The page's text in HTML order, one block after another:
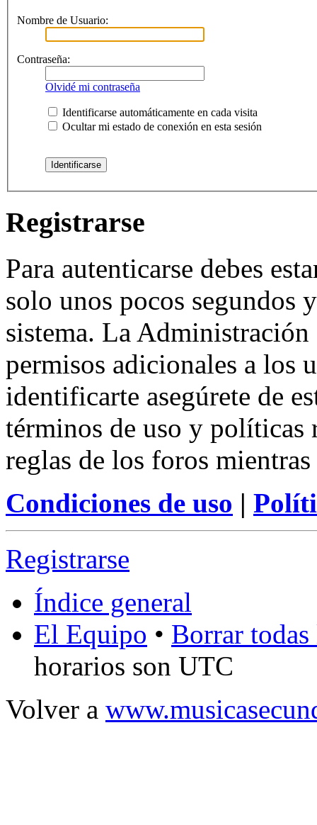
Nombre de Usuario:
Contraseña:
Olvidé mi contraseña
Identificarse automáticamente en cada visita
Ocultar mi estado de conexión en esta sesión
Registrarse
Para autenticarse debes
solo unos pocos segundos
sistema. La
permisos adicionales a los
identificarte asegúrete de
términos de uso y políticas
reglas de los foros
Condiciones de uso |
Registrarse
Índice general
El Equipo • Borrar
horarios son UTC
Volver a